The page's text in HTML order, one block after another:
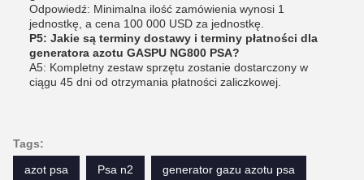
Odpowiedź: Minimalna ilość zamówienia wynosi 1
jednostkę, a cena 100 000 USD za jednostkę.
P5: Jakie są terminy dostawy i terminy płatności dla
generatora azotu GASPU NG800 PSA?
A5: Kompletny zestaw sprzętu zostanie dostarczony w
ciągu 45 dni od otrzymania płatności zaliczkowej.
Tags:
azot psa
Psa n2 generator gazu azotu psa